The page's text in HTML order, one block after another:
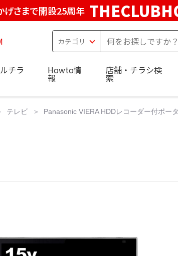
げさまで開設25周年
チラ Howto情
報
店舗・チラシ検
索
テレビ Panasonic VIERA HDDレコーダー付ポー